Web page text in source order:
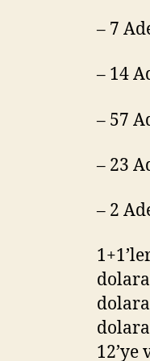
– 7
– 14
– 57
– 23
– 2
dolara